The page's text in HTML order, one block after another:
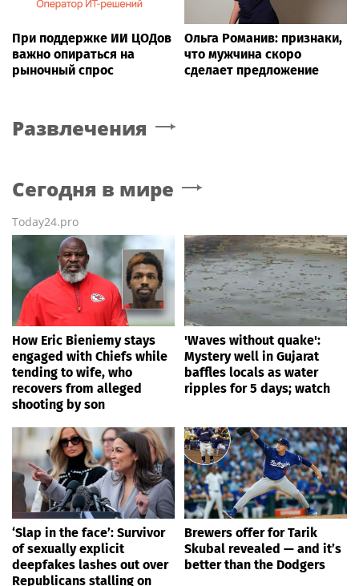
При поддержке ИИ ЦОДов
важно опираться на
рыночный спрос
Ольга Романив: признаки,
что мужчина скоро
сделает предложение
Развлечения
Сегодня в мире
Today24.pro
How Eric Bieniemy stays
engaged with Chiefs while
tending to wife, who
recovers from alleged
shooting by son
'Waves without quake':
Mystery well in Gujarat
baffles locals as water
ripples for 5 days; watch
‘Slap in the face’: Survivor
of sexually explicit
deepfakes lashes out over
Republicans stalling on
Brewers offer for Tarik
Skubal revealed — and it’s
better than the Dodgers